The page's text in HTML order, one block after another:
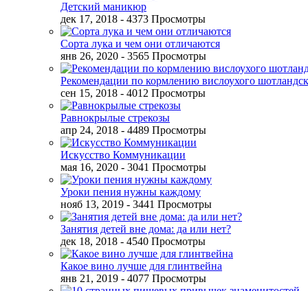
Детский маникюр
дек 17, 2018 - 4373 Просмотры
Сорта лука и чем они отличаются
янв 26, 2020 - 3565 Просмотры
Рекомендации по кормлению вислоухого
сен 15, 2018 - 4012 Просмотры
Равнокрылые стрекозы
апр 24, 2018 - 4489 Просмотры
Искусство Коммуникации
мая 16, 2020 - 3041 Просмотры
Уроки пения нужны каждому
нояб 13, 2019 - 3441 Просмотры
Занятия детей вне дома: да или нет?
дек 18, 2018 - 4540 Просмотры
Какое вино лучше для глинтвейна
янв 21, 2019 - 4077 Просмотры